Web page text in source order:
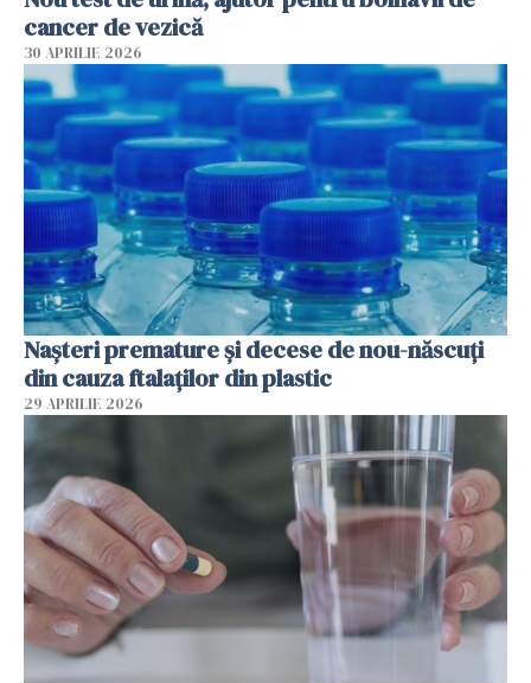
cancer de vezică
30 APRILIE 2026
Nașteri premature și decese de nou-născuți
din cauza ftalaților din plastic
29 APRILIE 2026